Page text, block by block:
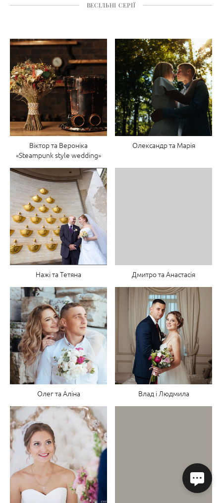
ВЕСІЛЬНІ СЕРІЇ
Віктор та Вероніка
«Steampunk style wedding»
Олександр та Марія
Нажі та Тетяна Дмитро та Анастасія
Олег та Аліна Влад і Людмила